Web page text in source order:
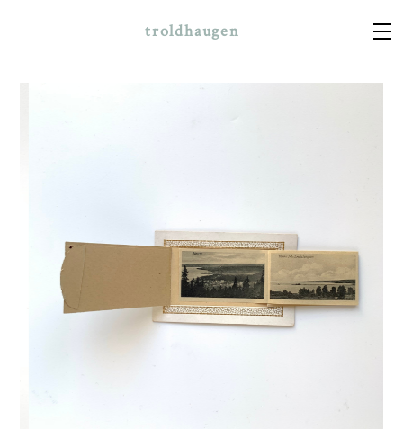
troldhaugen